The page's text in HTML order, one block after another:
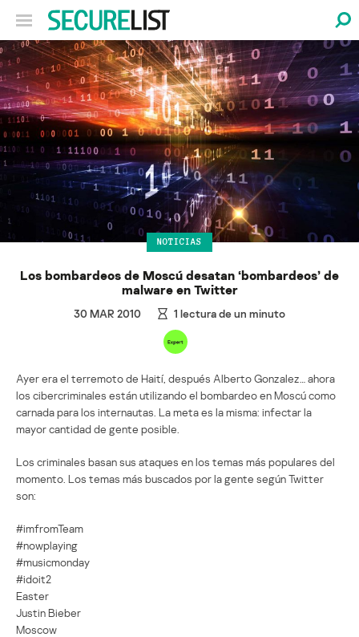
NOTICIAS
Los bombardeos de Moscú desatan ‘bombardeos’ de
malware en Twitter
30 MAR 2010 1 lectura de un minuto
Ayer era el terremoto de Haití, después Alberto Gonzalez… ahora
los cibercriminales están utilizando el bombardeo en Moscú como
carnada para los internautas. La meta es la misma: infectar la
mayor cantidad de gente posible.
Los criminales basan sus ataques en los temas más populares del
momento. Los temas más buscados por la gente según Twitter
son:
#imfromTeam
#nowplaying
#musicmonday
#idoit2
Easter
Justin Bieber
Moscow